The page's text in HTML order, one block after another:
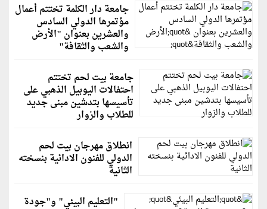
جامعة دار الكلمة تختتم أعمال
مؤتمرها الدولي السادس
والعشرين بعنوان "الأرض
والشعب والثقافة"
جامعة بيت لحم تختتم
احتفالات اليوبيل الذهبي على
تأسيسها بتدشين مبنى جديد
للطلاب والزوار
انطلاق مهرجان بيت لحم
الدولي للفنون الادائية بنسخته
الثانية
"التعليم البيئي" و"جودة